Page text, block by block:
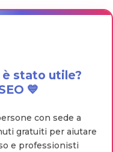
stato utile?
💙
con sede a
gratuiti per aiutare
e professionisti